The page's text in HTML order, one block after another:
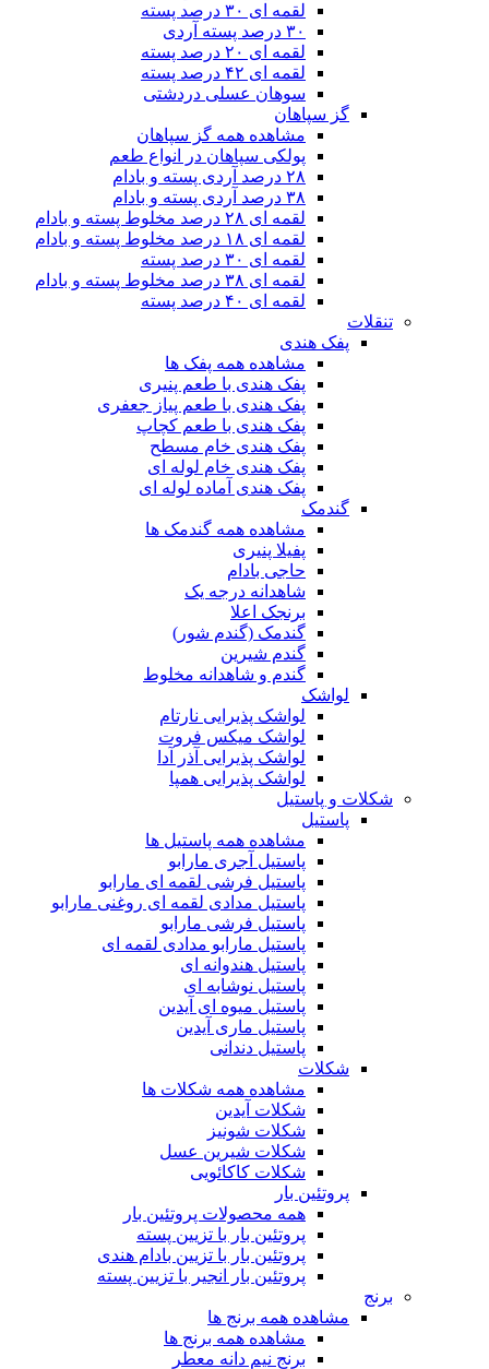
لقمه ای ۳۰ درصد پسته
۳۰ درصد پسته آردی
لقمه ای ۲۰ درصد پسته
لقمه ای ۴۲ درصد پسته
سوهان عسلی دردشتی
گز سپاهان
مشاهده همه گز سپاهان
پولکی سپاهان در انواع طعم
۲۸ درصد آردی پسته و بادام
۳۸ درصد آردی پسته و بادام
لقمه ای ۲۸ درصد مخلوط پسته و بادام
لقمه ای ۱۸ درصد مخلوط پسته و بادام
لقمه ای ۳۰ درصد پسته
لقمه ای ۳۸ درصد مخلوط پسته و بادام
لقمه ای ۴۰ درصد پسته
تنقلات
پفک هندی
مشاهده همه پفک ها
پفک هندی با طعم پنیری
پفک هندی با طعم پیاز جعفری
پفک هندی با طعم کچاپ
پفک هندی خام مسطح
پفک هندی خام لوله ای
پفک هندی آماده لوله ای
گندمک
مشاهده همه گندمک ها
پفیلا پنیری
حاجی بادام
شاهدانه درجه یک
برنجک اعلا
گندمک (گندم شور)
گندم شیرین
گندم و شاهدانه مخلوط
لواشک
لواشک پذیرایی نارتام
لواشک میکس فروت
لواشک پذیرایی آذر آدا
لواشک پذیرایی همپا
شکلات و پاستیل
پاستیل
مشاهده همه پاستیل ها
پاستیل آجری مارابو
پاستیل فرشی لقمه ای مارابو
پاستیل مدادی لقمه ای روغنی مارابو
پاستیل فرشی مارابو
پاستیل مارابو مدادی لقمه ای
پاستیل هندوانه ای
پاستیل نوشابه ای
پاستیل میوه ای آیدین
پاستیل ماری آیدین
پاستیل دندانی
شکلات
مشاهده همه شکلات ها
شکلات آیدین
شکلات شونیز
شکلات شیرین عسل
شکلات کاکائویی
پروتئین بار
همه محصولات پروتئین بار
پروتئین بار با تزیین پسته
پروتئین بار با تزیین بادام هندی
پروتئین بار انجیر با تزیین پسته
برنج
مشاهده همه برنج ها
مشاهده همه برنج ها
برنج نیم دانه معطر